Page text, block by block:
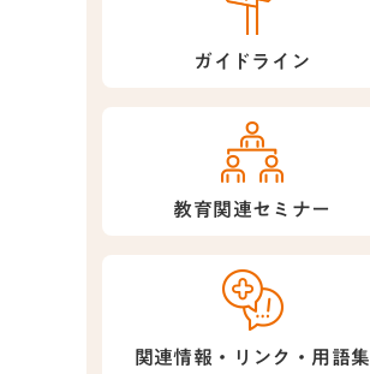
ガイドライン
教育関連セミナー
関連情報・リンク・用語集